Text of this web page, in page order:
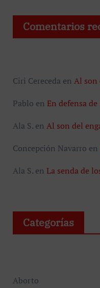
Comentarios
Ciri Cereceda en Al son
Pablo en En defensa
Ala S.en Al son del
Concepción Navarro en
Ala S.en La senda de
Categorías
Aborto